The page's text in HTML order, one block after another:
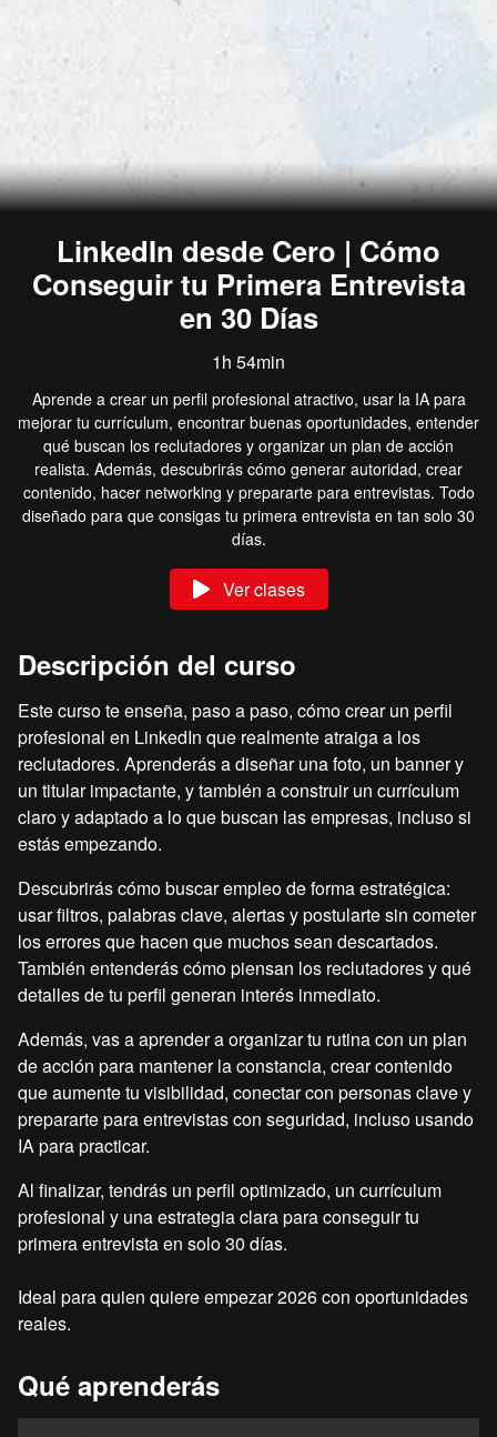
LinkedIn desde Cero | Cómo
Conseguir tu Primera Entrevista
en 30 Días
1h 54min
Aprende a crear un perfil profesional atractivo, usar la IA para
mejorar tu currículum, encontrar buenas oportunidades, entender
qué buscan los reclutadores y organizar un plan de acción
realista. Además, descubrirás cómo generar autoridad, crear
contenido, hacer networking y prepararte para entrevistas. Todo
diseñado para que consigas tu primera entrevista en tan solo 30
días.
Ver clases
Descripción del curso
Este curso te enseña, paso a paso, cómo crear un perfil
profesional en LinkedIn que realmente atraiga a los
reclutadores. Aprenderás a diseñar una foto, un banner y
un titular impactante, y también a construir un currículum
claro y adaptado a lo que buscan las empresas, incluso si
estás empezando.
Descubrirás cómo buscar empleo de forma estratégica:
usar filtros, palabras clave, alertas y postularte sin cometer
los errores que hacen que muchos sean descartados.
También entenderás cómo piensan los reclutadores y qué
detalles de tu perfil generan interés inmediato.
Además, vas a aprender a organizar tu rutina con un plan
de acción para mantener la constancia, crear contenido
que aumente tu visibilidad, conectar con personas clave y
prepararte para entrevistas con seguridad, incluso usando
IA para practicar.
Al finalizar, tendrás un perfil optimizado, un currículum
profesional y una estrategia clara para conseguir tu
primera entrevista en solo 30 días.
Ideal para quien quiere empezar 2026 con oportunidades
reales.
Qué aprenderás